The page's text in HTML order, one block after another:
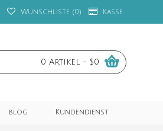
Wunschliste (0) Kasse
0 Artikel - $0
blog Kundendienst